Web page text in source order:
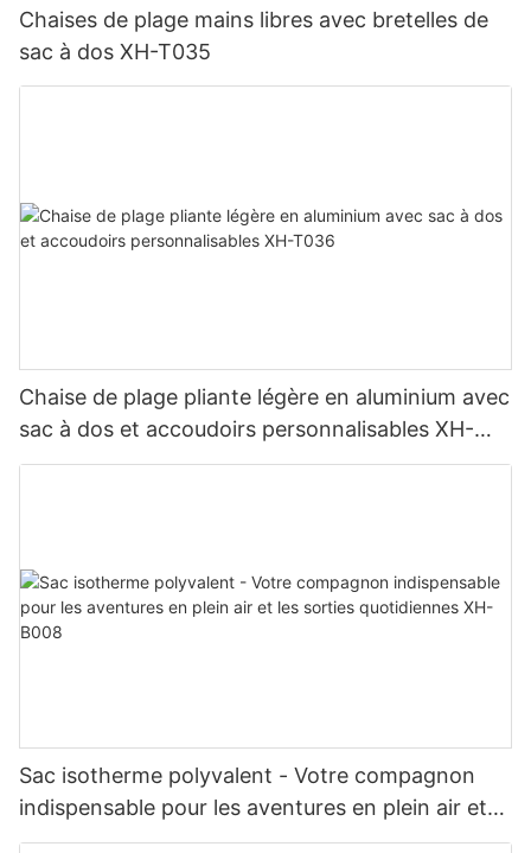
Chaises de plage mains libres avec bretelles de
sac à dos XH-T035
Chaise de plage pliante légère en aluminium avec
sac à dos et accoudoirs personnalisables XH-
T036
Sac isotherme polyvalent - Votre compagnon
indispensable pour les aventures en plein air et
les sorties quotidiennes XH-B008